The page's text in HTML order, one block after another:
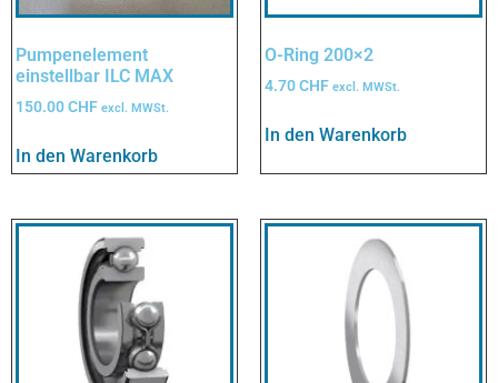
Pumpenelement
einstellbar ILC MAX
150.00CHF excl. MWSt.
In den Warenkorb
O-Ring 200×2
4.70CHF excl. MWSt.
In den Warenkorb